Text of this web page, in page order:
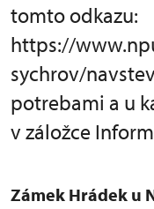
tomto odkazu:
https://
sychrov/
potrebami a u
v záložce
Zámek Hrádek u